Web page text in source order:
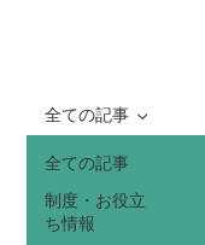
全ての記事
制度・お役立
ち情報
全ての記事